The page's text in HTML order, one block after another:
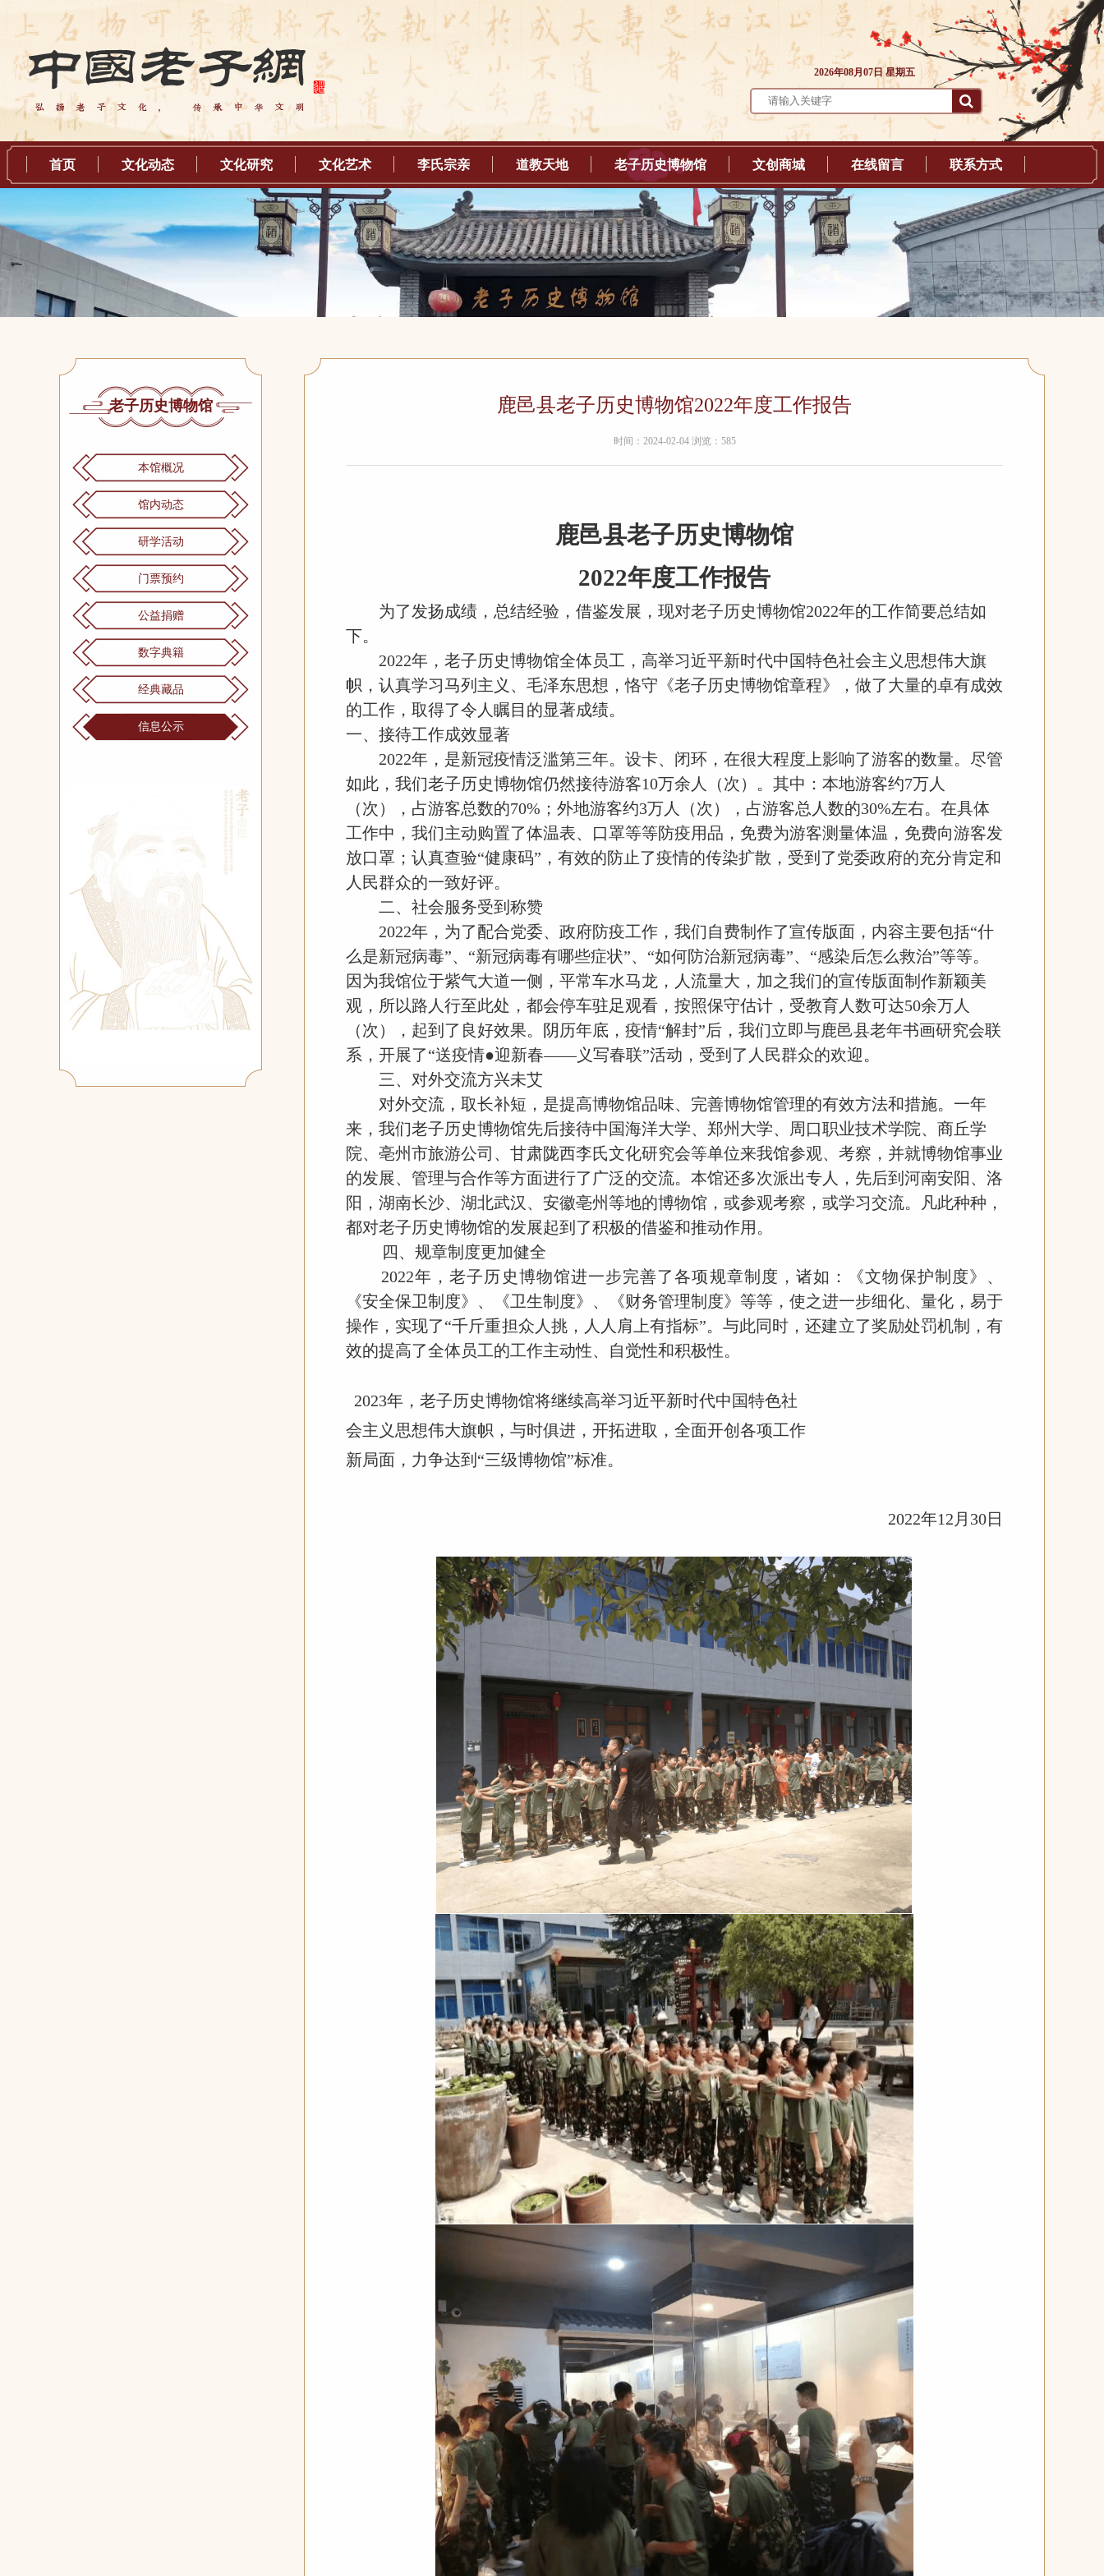
2026年08月07日 星期五
首页 文化动态 文化研究 文化艺术 李氏宗亲 道教天地 老子历史博物馆 文创商城 在线留言 联系方式
老子历史博物馆
本馆概况
馆内动态
研学活动
门票预约
公益捐赠
数字典籍
经典藏品
信息公示
鹿邑县老子历史博物馆2022年度工作报告
时间：2024-02-04 浏览：585
鹿邑县老子历史博物馆
2022年度工作报告
为了发扬成绩，总结经验，借鉴发展，现对老子历史博物馆2022年的工作简要总结如
下。
2022年， 老子历史博物馆全体员工，高举习近平新时代中国特色社会主义思想伟大旗
帜，认真学习马列主义、毛泽东思想，恪守 《老子历史博物馆章程》
，做了大量的卓有成效
的工作，取得了令人瞩目的显著成绩。
一、 接待工作成效显著
2022年，是新冠疫情泛滥第三年。设卡、闭环，在很大程度上影响了游客的数量。尽管
如此，我们老子历史博物馆仍然接待游客10万余人（次）。其中：本地游客约7万人
（次），占游客总数的70%；外地游客约3万人（次），占游客总人数的30%左右。在具体
工作中，我们主动购置了体温表、口罩等等防疫用品，免费为游客测量体温，免费向游客发
放口罩；认真查验“健康码”，有效的防止了疫情的传染扩散，受到了党委政府的充分肯定和
人民群众的一致好评。
二、社会服务受到称赞
2022年，为了配合党委、政府防疫工作，我们自费制作了宣传版面，内容主要包括“什
么是新冠病毒”、“新冠病毒有哪些症状”、“如何防治新冠病毒”、“感染后怎么救治”等等。
因为我馆位于紫气大道一侧，平常车水马龙，人流量大，加之我们的宣传版面制作新颖美
观，所以路人行至此处，都会停车驻足观看，按照保守估计，受教育人数可达50余万人
（次），起到了良好效果。阴历年底，疫情“解封”后，我们立即与鹿邑县老年书画研究会联
系，开展了“送疫情●迎新春——义写春联”活动，受到了人民群众的欢迎。
三、对外交流方兴未艾
对外交流，取长补短，是提高博物馆品味、完善博物馆管理的有效方法和措施。 一年
来， 我们老子历史博物馆先后接待中国海洋大学、郑州大学、周口职业技术学院、商丘学
院、亳州市旅游公司、甘肃陇西李氏文化研究会等单位来我馆参观、 考察， 并就博物馆事业
的发展、管理与合作等方面进行了广泛的交流。 本馆还多次派出专人，先后到河南安阳、洛
阳，湖南长沙、湖北武汉、安徽亳州等地的博物馆，或参观考察，或学习交流。凡此种种，
都对老子历史博物馆的发展起到了积极的借鉴和推动作用。
四、 规章制度更加健全
2022年，老子历史博物馆进一步完善了各项规章制度，诸如：《文物保护制度》、
《安全保卫制度》、《卫生制度》、《财务管理制度》等等，使之进一步细化、量化，易于
操作，实现了“千斤重担众人挑，人人肩上有指标”。与此同时，还建立了奖励处罚机制，有
效的提高了全体员工的工作主动性、自觉性和积极性。
2023年， 老子历史博物馆将继续高举习近平新时代中国特色社
会主义思想伟大旗帜，与时俱进，开拓进取，全面开创各项工作
新局面，力争达到 “三级博物馆”标准。
2022年12月30日